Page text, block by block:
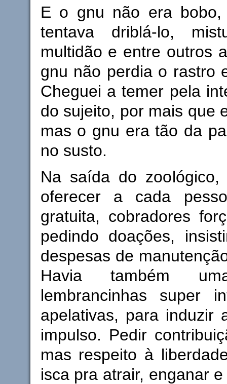
E o gnu não era
tentava driblá-lo,
multidão e entre outros
gnu não perdia o rastro
Cheguei a temer pela
do sujeito, por mais que
mas o gnu era tão da
no susto.
Na saída do
oferecer a cada
gratuita, cobradores
pedindo doações,
despesas de
Havia também
lembrancinhas super
apelativas, para induzir
impulso. Pedir
mas respeito à
isca pra atrair, enganar